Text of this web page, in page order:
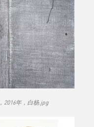
2016年，白杨.jpg